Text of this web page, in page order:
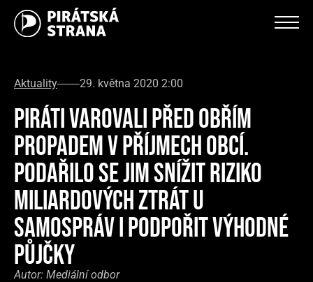
Aktuality 29. května 2020 2:00
PIRÁTI VAROVALI PŘED OBŘÍM
PROPADEM V PŘÍJMECH OBCÍ.
PODAŘILO SE JIM SNÍŽIT RIZIKO
MILIARDOVÝCH ZTRÁT U
SAMOSPRÁV I PODPOŘIT VÝHODNÉ
PŮJČKY
Autor: Mediální odbor